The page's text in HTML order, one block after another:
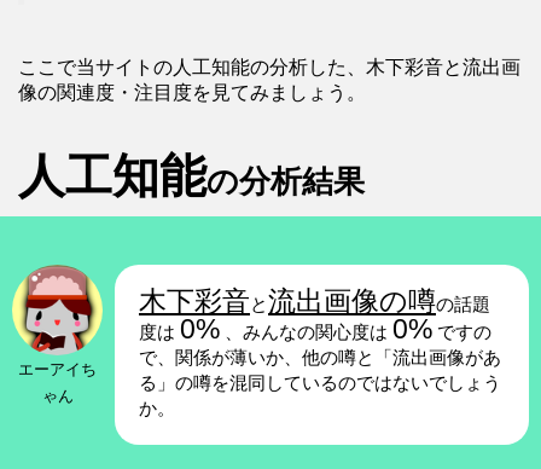
ここで当サイトの人工知能の分析した、木下彩音と流出画
像の関連度・注目度を見てみましょう。
人工知能の分析結果
エーアイち
ゃん
木下彩音と流出画像の噂の話題
度は 0% 、みんなの関心度は 0% ですの
で、関係が薄いか、他の噂と「流出画像があ
る」の噂を混同しているのではないでしょう
か。